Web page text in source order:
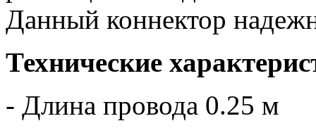
Данный коннектор
Технические
- Длина провода 0.25 м